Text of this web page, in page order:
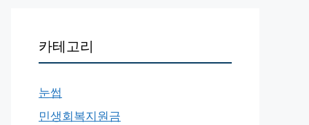
카테고리
눈썹
민생회복지원금